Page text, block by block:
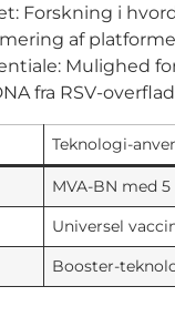
Forskning i
af
Mulighed
fra RSV-
Teknologi-
MVA-BN med
Universel
Booster-